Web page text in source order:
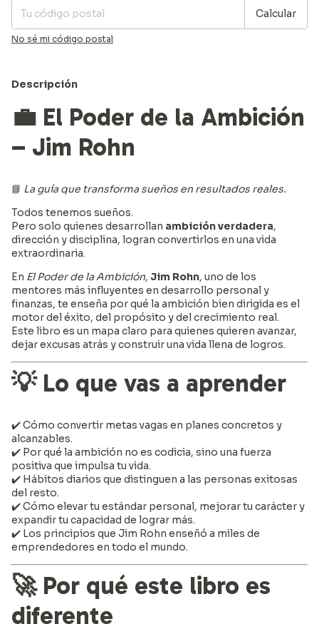
Calcular
No sé mi código postal
Descripción
💼 El Poder de la Ambición
– Jim Rohn
📘 La guía que transforma sueños en resultados reales.
Todos tenemos sueños.
Pero solo quienes desarrollan ambición verdadera,
dirección y disciplina, logran convertirlos en una vida
extraordinaria.
En El Poder de la Ambición, Jim Rohn, uno de los
mentores más influyentes en desarrollo personal y
finanzas, te enseña por qué la ambición bien dirigida es el
motor del éxito, del propósito y del crecimiento real.
Este libro es un mapa claro para quienes quieren avanzar,
dejar excusas atrás y construir una vida llena de logros.
💡 Lo que vas a aprender
✔️ Cómo convertir metas vagas en planes concretos y
alcanzables.
✔️ Por qué la ambición no es codicia, sino una fuerza
positiva que impulsa tu vida.
✔️ Hábitos diarios que distinguen a las personas exitosas
del resto.
✔️ Cómo elevar tu estándar personal, mejorar tu carácter y
expandir tu capacidad de lograr más.
✔️ Los principios que Jim Rohn enseñó a miles de
emprendedores en todo el mundo.
🚀 Por qué este libro es
diferente